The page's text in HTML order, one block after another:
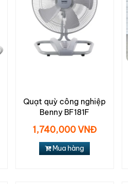
Quạt quỳ công nghiệp
Benny BF181F
1,740,000 VNĐ
Mua hàng